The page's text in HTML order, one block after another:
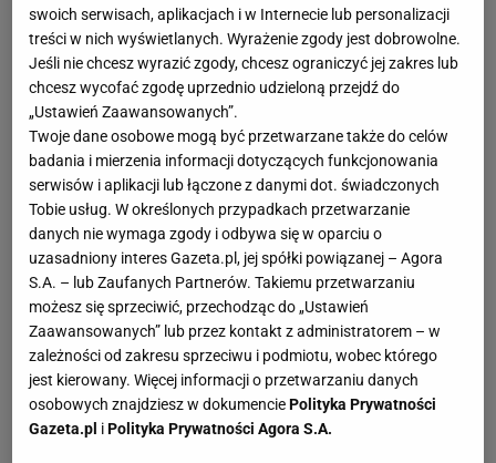
swoich serwisach, aplikacjach i w Internecie lub personalizacji
treści w nich wyświetlanych. Wyrażenie zgody jest dobrowolne.
Jeśli nie chcesz wyrazić zgody, chcesz ograniczyć jej zakres lub
chcesz wycofać zgodę uprzednio udzieloną przejdź do
„Ustawień Zaawansowanych”.
Twoje dane osobowe mogą być przetwarzane także do celów
badania i mierzenia informacji dotyczących funkcjonowania
serwisów i aplikacji lub łączone z danymi dot. świadczonych
Tobie usług. W określonych przypadkach przetwarzanie
danych nie wymaga zgody i odbywa się w oparciu o
uzasadniony interes Gazeta.pl, jej spółki powiązanej – Agora
S.A. – lub Zaufanych Partnerów. Takiemu przetwarzaniu
możesz się sprzeciwić, przechodząc do „Ustawień
Zaawansowanych” lub przez kontakt z administratorem – w
zależności od zakresu sprzeciwu i podmiotu, wobec którego
jest kierowany. Więcej informacji o przetwarzaniu danych
osobowych znajdziesz w dokumenciePolityka Prywatności
Gazeta.pl iPolityka Prywatności Agora S.A.